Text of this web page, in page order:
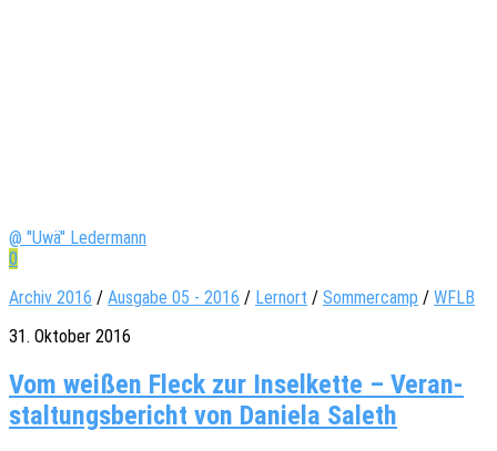
@ "Uwä" Ledermann
0
Archiv 2016 / Ausgabe 05 - 2016 / Lernort / Sommercamp / WFLB
31. Oktober 2016
Vom wei­ßen Fleck zur Insel­kette – Ver­an­
stal­tungs­be­richt von Daniela Saleth